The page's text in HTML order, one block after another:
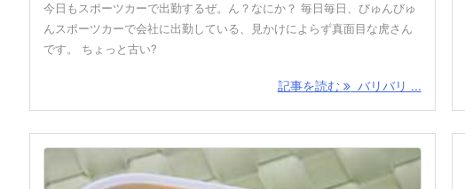
今日もスポーツカーで出勤するぜ。ん？なにか？ 毎日毎日、びゅんびゅ
んスポーツカーで会社に出勤している、見かけによらず真面目な虎さん
です。 ちょっと古い?
記事を読む バリバリ ...